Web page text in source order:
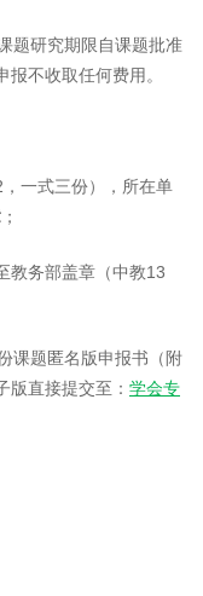
题研究期限自课题批准
不收取任何费用。
一式三份），所在单
；
教务部盖章（中教13
课题匿名版申报书（附
直接提交至： 学会专